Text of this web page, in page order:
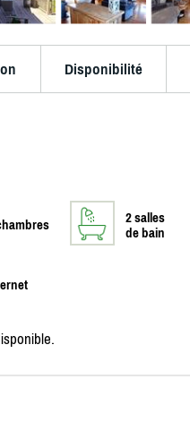
Disponibilité
2 salles
de bain